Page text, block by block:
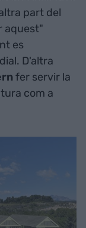
part del
aquest"
es
D'altra
fer servir la
com a